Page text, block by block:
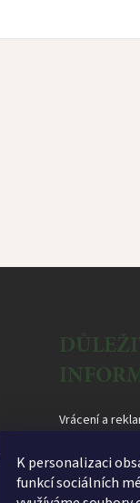
K personalizaci
funkcí sociálních
Vrácení a
Ochrana